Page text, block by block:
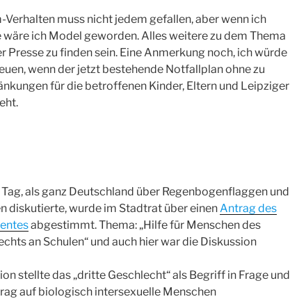
muss nicht jedem gefallen, aber wenn ich
ich Model geworden. Alles weitere zu dem Thema
Presse zu finden sein. Eine Anmerkung noch, ich würde
wenn der jetzt bestehende Notfallplan ohne zu
für die betroffenen Kinder, Eltern und Leipziger
als ganz Deutschland über Regenbogenflaggen und
diskutierte, wurde im Stadtrat über einen Antrag des
abgestimmt. Thema: „Hilfe für Menschen des
an Schulen“ und auch hier war die Diskussion
stellte das „dritte Geschlecht“ als Begriff in Frage und
auf biologisch intersexuelle Menschen